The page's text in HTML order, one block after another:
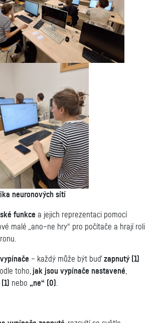
neuronových sítí
funkce a jejich reprezentaci pomocí
malé „ano–ne hry“ pro počítače a hrají roli
vypínače – každý může být buď zapnutý (1)
toho, jak jsou vypínače nastavené
nebo „ne“ (0)